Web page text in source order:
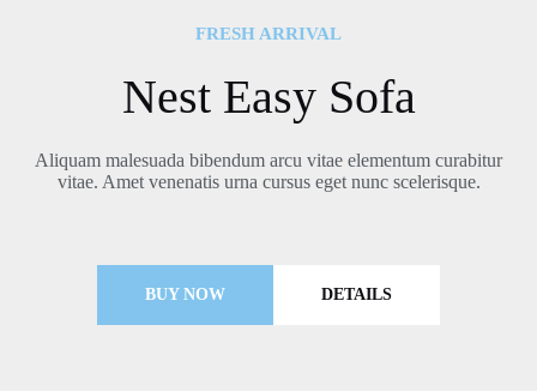
FRESH ARRIVAL
Nest Easy Sofa
Aliquam malesuada bibendum arcu vitae elementum curabitur
vitae. Amet venenatis urna cursus eget nunc scelerisque.
BUY NOW DETAILS